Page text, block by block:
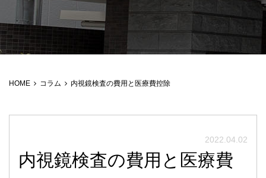
HOME コラム 内視鏡検査の費用と医療費控除
2022.04.02
内視鏡検査の費用と医療費